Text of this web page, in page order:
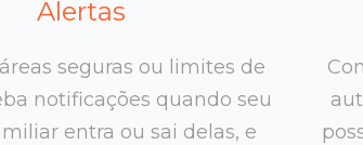
Alertas
seguras ou limites de
notificações quando seu
entra ou sai delas, e